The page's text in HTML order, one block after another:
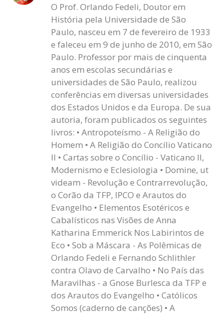
O Prof. Orlando Fedeli, Doutor em
História pela Universidade de São
Paulo, nasceu em 7 de fevereiro de 1933
e faleceu em 9 de junho de 2010, em São
Paulo. Professor por mais de cinquenta
anos em escolas secundárias e
universidades de São Paulo, realizou
conferências em diversas universidades
dos Estados Unidos e da Europa. De sua
autoria, foram publicados os seguintes
livros: • Antropoteísmo - A Religião do
Homem • A Religião do Concílio Vaticano
II • Cartas sobre o Concílio - Vaticano II,
Modernismo e Eclesiologia • Domine, ut
videam - Revolução e Contrarrevolução,
o Corão da TFP, IPCO e Arautos do
Evangelho • Elementos Esotéricos e
Cabalísticos nas Visões de Anna
Katharina Emmerick Nos Labirintos de
Eco • Sob a Máscara - As Polêmicas de
Orlando Fedeli e Fernando Schlithler
contra Olavo de Carvalho • No País das
Maravilhas - a Gnose Burlesca da TFP e
dos Arautos do Evangelho • Católicos
Somos (caderno de canções) • A